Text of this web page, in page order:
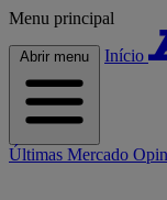
Menu principal
Abrir menu Início
Últimas Mercado